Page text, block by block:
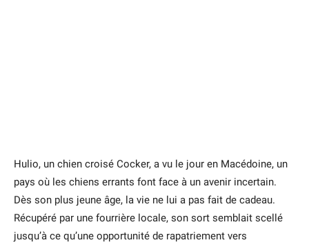
Hulio, un chien croisé Cocker, a vu le jour en Macédoine, un
pays où les chiens errants font face à un avenir incertain.
Dès son plus jeune âge, la vie ne lui a pas fait de cadeau.
Récupéré par une fourrière locale, son sort semblait scellé
jusqu’à ce qu’une opportunité de rapatriement vers